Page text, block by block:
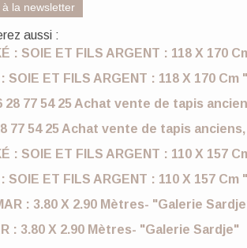
la newsletter
aussi :
: SOIE ET FILS ARGENT : 118 X 170
77 54 25 Achat vente de tapis
: SOIE ET FILS ARGENT : 110 X 157
: 3.80 X 2.90 Mètres- "Galerie Sardje"